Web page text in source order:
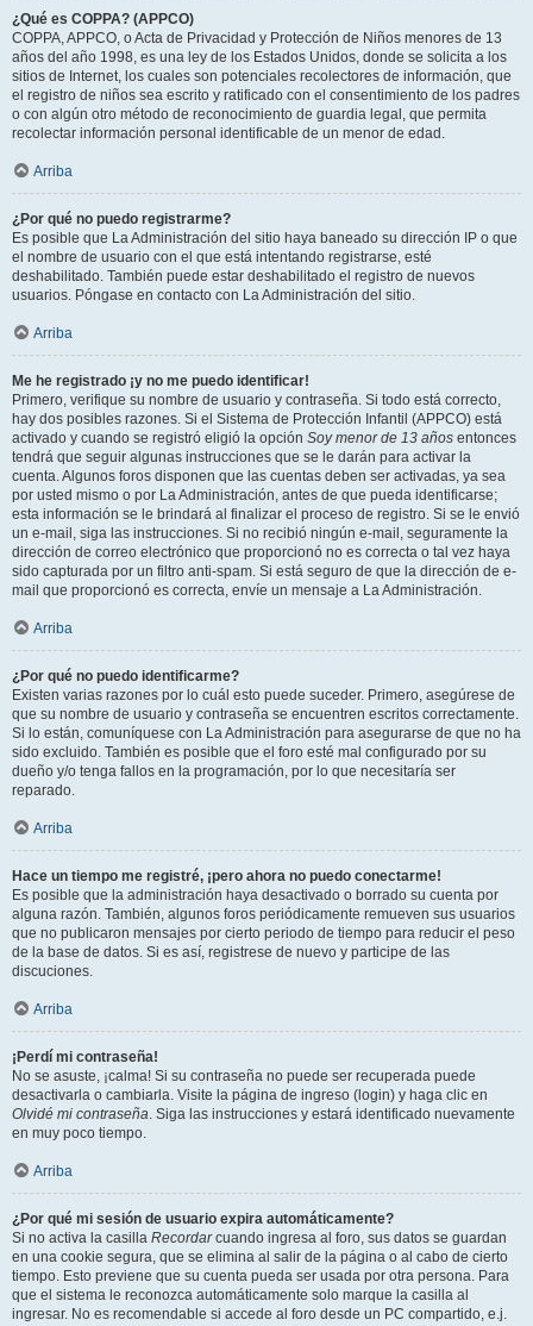
¿Qué es COPPA? (APPCO)
COPPA, APPCO, o Acta de Privacidad y Protección de Niños menores de 13
años del año 1998, es una ley de los Estados Unidos, donde se solicita a los
sitios de Internet, los cuales son potenciales recolectores de información, que
el registro de niños sea escrito y ratificado con el consentimiento de los padres
o con algún otro método de reconocimiento de guardia legal, que permita
recolectar información personal identificable de un menor de edad.
Arriba
¿Por qué no puedo registrarme?
Es posible que La Administración del sitio haya baneado su dirección IP o que
el nombre de usuario con el que está intentando registrarse, esté
deshabilitado. También puede estar deshabilitado el registro de nuevos
usuarios. Póngase en contacto con La Administración del sitio.
Arriba
Me he registrado ¡y no me puedo identificar!
Primero, verifique su nombre de usuario y contraseña. Si todo está correcto,
hay dos posibles razones. Si el Sistema de Protección Infantil (APPCO) está
activado y cuando se registró eligió la opción Soy menor de 13 años entonces
tendrá que seguir algunas instrucciones que se le darán para activar la
cuenta. Algunos foros disponen que las cuentas deben ser activadas, ya sea
por usted mismo o por La Administración, antes de que pueda identificarse;
esta información se le brindará al finalizar el proceso de registro. Si se le envió
un e-mail, siga las instrucciones. Si no recibió ningún e-mail, seguramente la
dirección de correo electrónico que proporcionó no es correcta o tal vez haya
sido capturada por un filtro anti-spam. Si está seguro de que la dirección de e-
mail que proporcionó es correcta, envíe un mensaje a La Administración.
Arriba
¿Por qué no puedo identificarme?
Existen varias razones por lo cuál esto puede suceder. Primero, asegúrese de
que su nombre de usuario y contraseña se encuentren escritos correctamente.
Si lo están, comuníquese con La Administración para asegurarse de que no ha
sido excluido. También es posible que el foro esté mal configurado por su
dueño y/o tenga fallos en la programación, por lo que necesitaría ser
reparado.
Arriba
Hace un tiempo me registré, ¡pero ahora no puedo conectarme!
Es posible que la administración haya desactivado o borrado su cuenta por
alguna razón. También, algunos foros periódicamente remueven sus usuarios
que no publicaron mensajes por cierto periodo de tiempo para reducir el peso
de la base de datos. Si es así, registrese de nuevo y participe de las
discuciones.
Arriba
¡Perdí mi contraseña!
No se asuste, ¡calma! Si su contraseña no puede ser recuperada puede
desactivarla o cambiarla. Visite la página de ingreso (login) y haga clic en
Olvidé mi contraseña. Siga las instrucciones y estará identificado nuevamente
en muy poco tiempo.
Arriba
¿Por qué mi sesión de usuario expira automáticamente?
Si no activa la casilla Recordarcuando ingresa al foro, sus datos se guardan
en una cookie segura, que se elimina al salir de la página o al cabo de cierto
tiempo. Esto previene que su cuenta pueda ser usada por otra persona. Para
que el sistema le reconozca automáticamente solo marque la casilla al
ingresar. No es recomendable si accede al foro desde un PC compartido, e.j.